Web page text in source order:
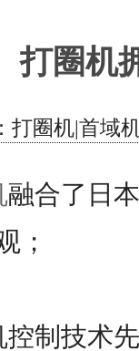
打圈机
打圈机|首域
融合了日
；
控制技术